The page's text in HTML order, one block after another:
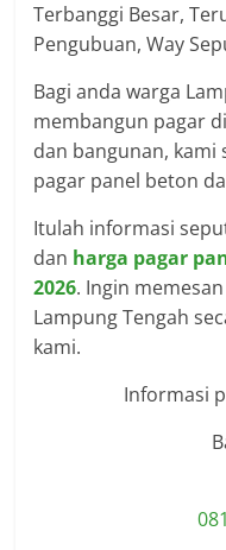
Terbanggi Besar,
Pengubuan, Way
Bagi anda warga
membangun pagar
dan bangunan,
pagar panel beton
Itulah informasi
dan harga pagar
2026. Ingin
Lampung Tengah
kami.
Informasi